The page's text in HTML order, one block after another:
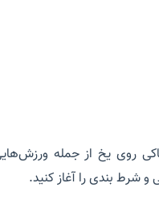
روی یخ از جمله
و شرط بندی را آغاز کنید.